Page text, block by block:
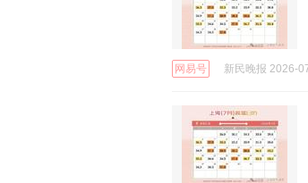
网易号 新民晚报 2026-